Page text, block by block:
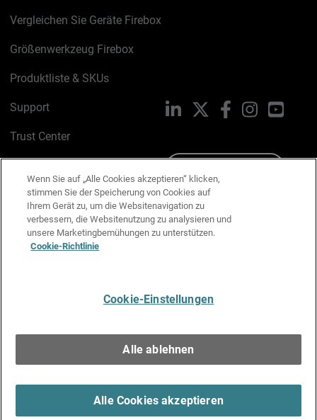
Vergleichen Sie Geräte Firebox
Größenwerkzeug Firebox
Produktliste & SKUs
Support
Trust Center
Cookie-Richtlinie
Datenschutzrichtlinie
Media & Brand Kit
LinkedIn FacebookInstagram
Wenn Sie auf „Alle Cookies akzeptieren“ klicken,
stimmen Sie der Speicherung von Cookies auf
Ihrem Gerät zu, um die Websitenavigation zu
verbessern, die Websitenutzung zu analysieren und
unsere Marketingbemühungen zu unterstützen.
Cookie-Richtlinie
Cookie-Einstellungen
Alle ablehnen
Alle Cookies akzeptieren